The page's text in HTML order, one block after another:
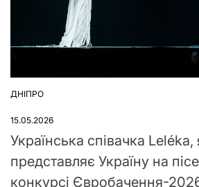
ОПУБЛІКУВАТИ
ДНІПРО
15.05.2026
Українська співачка Leléka,
представляє Україну на
конкурсі Євробачення-